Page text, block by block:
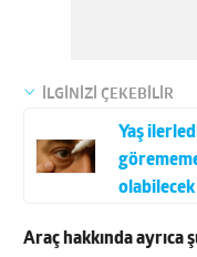
İLGİNİZİ ÇEKEBİLİR
Yaş
Araç hakkında ayrıca